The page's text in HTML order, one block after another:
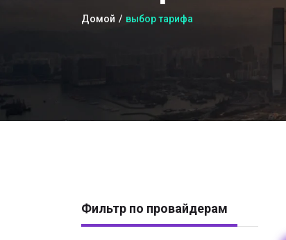
Домой выбор тарифа
Фильтр по провайдерам